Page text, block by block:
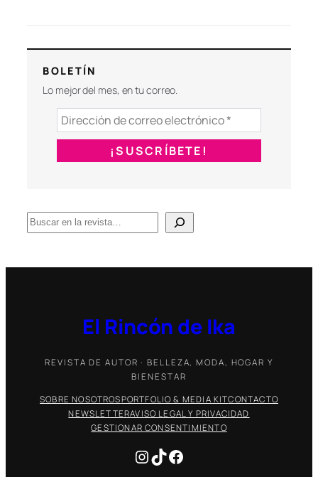
BOLETÍN
Lo mejor del mes, en tu correo.
B
u
c
El Rincón de Ika
REVISTA DE AUTOR · BELLEZA, MODA, HOGAR Y
BIENESTAR
SOBRE NOSOTROSPORTFOLIO & MEDIA KITCONTACTO
NEWSLETTERAVISO LEGAL Y PRIVACIDAD
GESTIONAR CONSENTIMIENTO
Instagram
TikTokFacebook